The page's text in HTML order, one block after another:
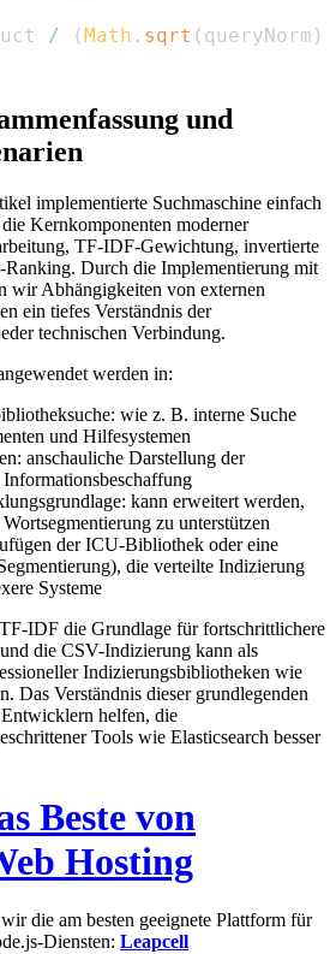
/ (Math . sqrt ( queryNorm )
und
implementierte Suchmaschine einfach
Kernkomponenten moderner
TF-IDF-Gewichtung, invertierte
Durch die Implementierung mit
wir Abhängigkeiten von externen
ein tiefes Verständnis der
technischen Verbindung.
werden in:
wie z. B. interne Suche
und Hilfesystemen
anschauliche Darstellung der
kann erweitert werden,
zu unterstützen
der ICU-Bibliothek oder eine
die verteilte Indizierung
Systeme
IDF die Grundlage für fortschrittlichere
die CSV-Indizierung kann als
Indizierungsbibliotheken wie
Das Verständnis dieser grundlegenden
helfen, die
Tools wie Elasticsearch besser
Beste von
Hosting
die am besten geeignete Plattform für
Diensten: Leapcell